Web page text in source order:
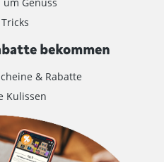
bekommen
& Rabatte
Kulissen